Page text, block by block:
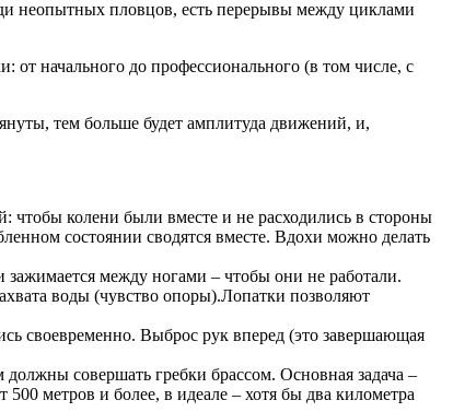
неопытных пловцов, есть перерывы между циклами
от начального до профессионального (в том числе, с
тем больше будет амплитуда движений, и,
чтобы колени были вместе и не расходились в стороны
состоянии сводятся вместе. Вдохи можно делать
зажимается между ногами – чтобы они не работали.
воды (чувство опоры).Лопатки позволяют
своевременно. Выброс рук вперед (это завершающая
совершать гребки брассом. Основная задача –
метров и более, в идеале – хотя бы два километра